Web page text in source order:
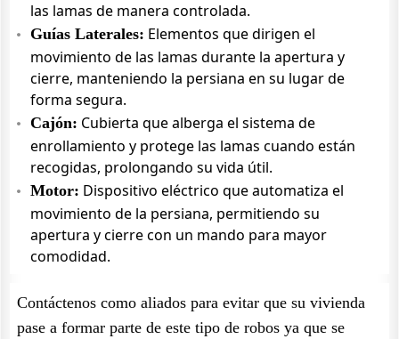
las lamas de manera controlada.
Guías Laterales: Elementos que dirigen el
movimiento de las lamas durante la apertura y
cierre, manteniendo la persiana en su lugar de
forma segura.
Cajón: Cubierta que alberga el sistema de
enrollamiento y protege las lamas cuando están
recogidas, prolongando su vida útil.
Motor: Dispositivo eléctrico que automatiza el
movimiento de la persiana, permitiendo su
apertura y cierre con un mando para mayor
comodidad.
Contáctenos como aliados para evitar que su vivienda
pase a formar parte de este tipo de robos ya que se